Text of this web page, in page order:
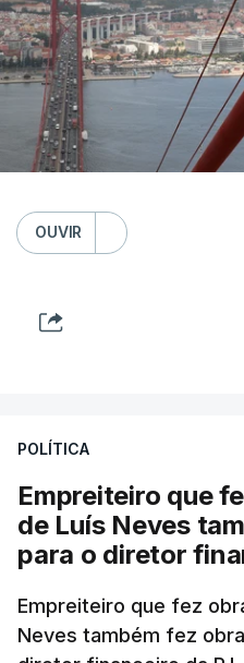
OUVIR
POLÍTICA
Empreiteiro que
de Luís Neves
para o diretor
Empreiteiro que fez
Neves também fez